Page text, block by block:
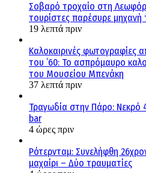
Σοβαρό τροχαίο στη
τουρίστες παρέσυρε μηχανή
19 λεπτά πριν
Καλοκαιρινές φωτογραφίες
του ’60: Το ασπρόμαυρο
του Μουσείου Μπενάκη
37 λεπτά πριν
Τραγωδία στην Πάρο: Νεκρό
bar
4 ώρες πριν
Ρότερνταμ: Συνελήφθη
μαχαίρι – Δύο τραυματίες